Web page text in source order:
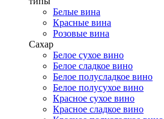
Белые вина
Красные вина
Розовые вина
Сахар
Белое сухое вино
Белое сладкое вино
Белое полусладкое вино
Белое полусухое вино
Красное сухое вино
Красное сладкое вино